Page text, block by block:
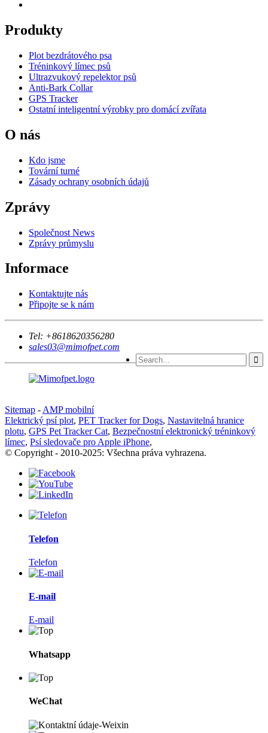
Produkty
Plot bezdrátového psa
Tréninkový límec psů
Ultrazvukový repelektor psů
Anti-Bark Collar
GPS Tracker
Ostatní inteligentní výrobky pro domácí zvířata
O nás
Kdo jsme
Tovární turné
Zásady ochrany osobních údajů
Zprávy
Společnost News
Zprávy průmyslu
Informace
Kontaktujte nás
Připojte se k nám
Tel: +8618620356280
sales03@mimofpet.com
Sitemap - AMP mobilní
Elektrický psí plot, PET Tracker for Dogs, Nastavitelná hranice
plotu, GPS Pet Tracker Cat, Bezpečnostní elektronický tréninkový
límec, Psí sledovače pro Apple iPhone,
© Copyright - 2010-2025: Všechna práva vyhrazena.
Telefon
Telefon
E-mail
E-mail
Whatsapp
WeChat